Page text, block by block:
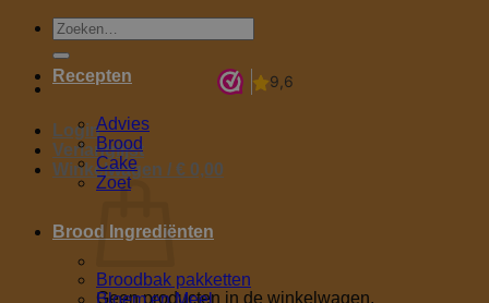
Zoeken
naar:
Login
Verlanglijst
Winkelwagen / € 0,00
Geen producten in de winkelwagen.
Recepten
Advies
Brood
Cake
Zoet
Brood Ingrediënten
Broodbak pakketten
Bloem en Meel